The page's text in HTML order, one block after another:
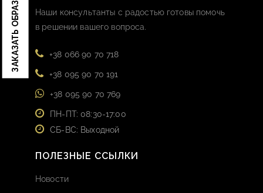
ЗАКАЗАТЬ ОБРАЗЦЫ
Наши консультанты с радостью готовы помочь
в решении вашего вопроса.
+38 066 90 70 718
+38 095 90 70 191
+38 095 90 70 769
ПН-ПТ: 08:30-17:00
СБ-ВС: Выходной
ПОЛЕЗНЫЕ ССЫЛКИ
Новости